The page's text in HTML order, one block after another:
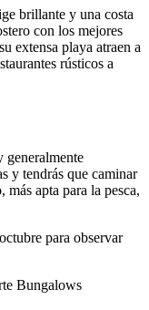
brillante y una costa
con los mejores
extensa playa atraen a
rústicos a
generalmente
y tendrás que caminar
más apta para la pesca,
para observar
Bungalows